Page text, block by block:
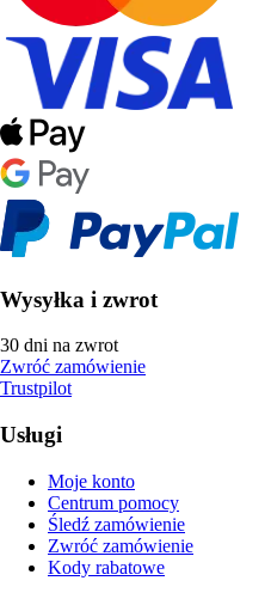
Wysyłka i zwrot
30 dni na zwrot
Zwróć zamówienie
Trustpilot
Usługi
Moje konto
Centrum pomocy
Śledź zamówienie
Zwróć zamówienie
Kody rabatowe